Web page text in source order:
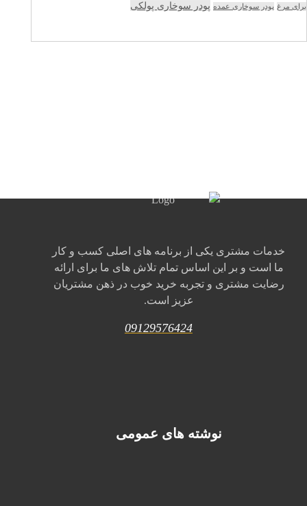
برای مرغ پودر سوخاری عمده پودر سوخاری پولکی
خدمات مشتری یکی از برنامه های اصلی کسب و کار
ما است و بر این اساس تمام تلاش های ما برای ارائه
رضایت مشتری و تجربه خرید خوب در ذهن مشتریان
عزیز است.
09129576424
نوشته های عمومی